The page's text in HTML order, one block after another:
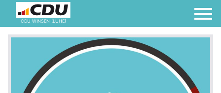
CDU WINSEN (LUHE)